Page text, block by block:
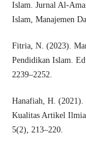
Islam. Jurnal Al-
Islam, Manajemen
Fitria, N. (2023).
Pendidikan Islam.
2239–2252.
Hanafiah, H. (2021).
Kualitas Artikel
5(2), 213–220.